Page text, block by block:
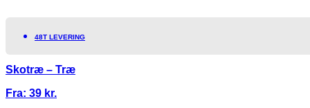
48T LEVERING
Skotræ – Træ
Fra: 39 kr.